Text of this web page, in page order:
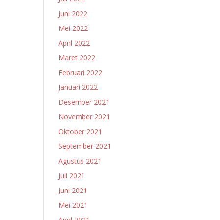
Juni 2022
Mei 2022
April 2022
Maret 2022
Februari 2022
Januari 2022
Desember 2021
November 2021
Oktober 2021
September 2021
Agustus 2021
Juli 2021
Juni 2021
Mei 2021